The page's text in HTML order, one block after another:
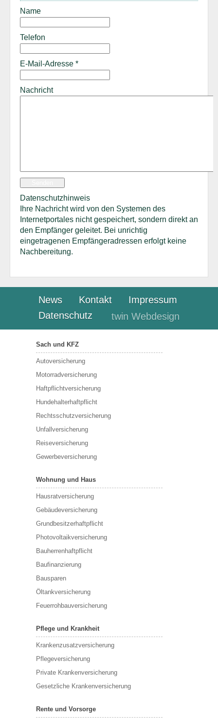
Name
Telefon
E-Mail-Adresse *
Nachricht
Datenschutzhinweis
Ihre Nachricht wird von den Systemen des
Internetportales nicht gespeichert, sondern direkt an
den Empfänger geleitet. Bei unrichtig
eingetragenen Empfängeradressen erfolgt keine
Nachbereitung.
News Kontakt
Impressum
Datenschutz
twin Webdesign
Sach und KFZ
Autoversicherung
Motorradversicherung
Haftpflichtversicherung
Hundehalterhaftpflicht
Rechtsschutzversicherung
Unfallversicherung
Reiseversicherung
Gewerbeversicherung
Wohnung und Haus
Hausratversicherung
Gebäudeversicherung
Grundbesitzerhaftpflicht
Photovoltaikversicherung
Bauherrenhaftpflicht
Baufinanzierung
Bausparen
Öltankversicherung
Feuerrohbauversicherung
Pflege und Krankheit
Krankenzusatzversicherung
Pflegeversicherung
Private Krankenversicherung
Gesetzliche Krankenversicherung
Rente und Vorsorge